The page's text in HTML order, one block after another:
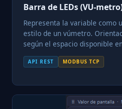
Barra de LEDs (VU-
Representa la variable como
estilo de un vúmetro.
según el espacio disponible
API REST MODBUS TCP